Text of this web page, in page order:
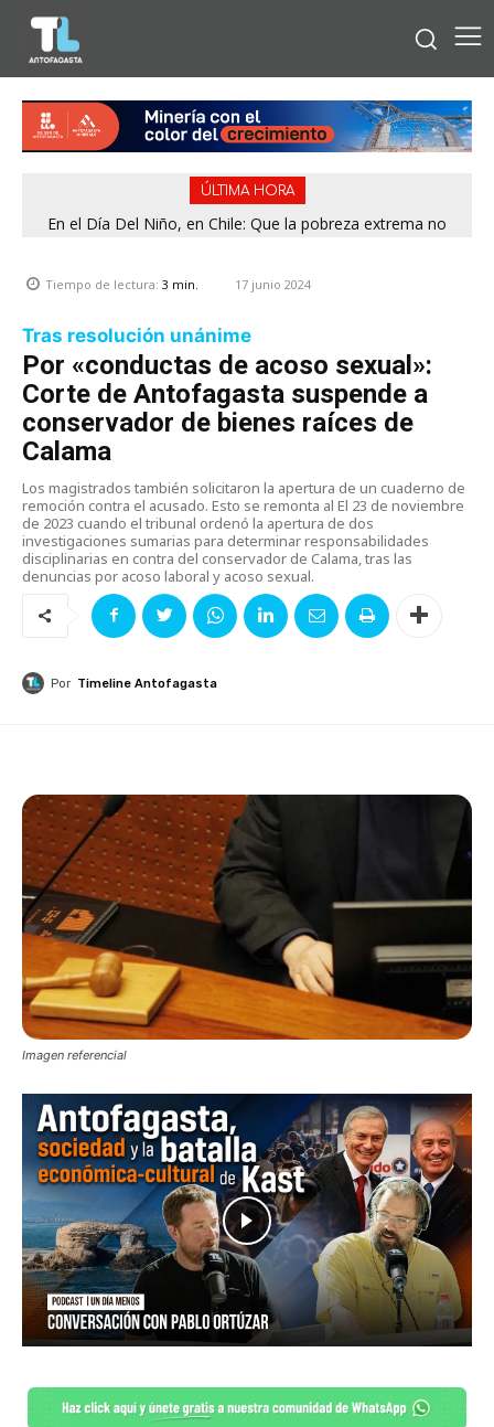
ÚLTIMA HORA
En el Día Del Niño, en Chile: Que la pobreza extrema no
Tiempo de lectura: 3 min. 17 junio 2024
Tras resolución unánime
Por «conductas de acoso sexual»:
Corte de Antofagasta suspende a
conservador de bienes raíces de
Calama
Los magistrados también solicitaron la apertura de un cuaderno de
remoción contra el acusado. Esto se remonta al El 23 de noviembre
de 2023 cuando el tribunal ordenó la apertura de dos
investigaciones sumarias para determinar responsabilidades
disciplinarias en contra del conservador de Calama, tras las
denuncias por acoso laboral y acoso sexual.
Por Timeline Antofagasta
Imagen referencial